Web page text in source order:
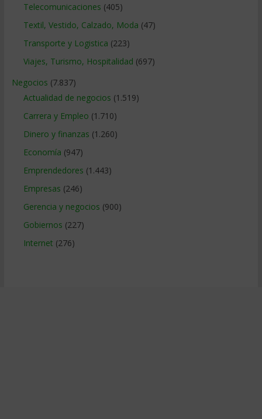
Telecomunicaciones (405)
Textil, Vestido, Calzado, Moda (47)
Transporte y Logistica (223)
Viajes, Turismo, Hospitalidad (697)
Negocios (7.837)
Actualidad de negocios (1.519)
Carrera y Empleo (1.710)
Dinero y finanzas (1.260)
Economía (947)
Emprendedores (1.443)
Empresas (246)
Gerencia y negocios (900)
Gobiernos (227)
Internet (276)